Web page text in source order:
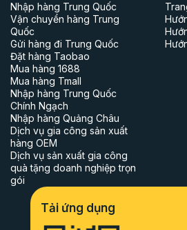
Nhập hàng Trung Quốc
Vận chuyển hàng Trung
Quốc
Gửi hàng đi Trung Quốc
Đặt hàng Taobao
Mua hàng 1688
Mua hàng Tmall
Nhập hàng Trung Quốc
Chính Ngạch
Nhập hàng Quảng Châu
Dịch vụ gia công sản xuất
hàng OEM
Dịch vụ sản xuất gia công
quà tặng doanh nghiệp trọn
gói
Tải ứng dụng